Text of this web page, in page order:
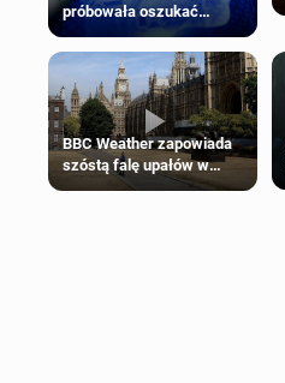
próbowała oszukać
człowieka
BBC Weather zapowiada
szóstą falę upałów w
Londynie